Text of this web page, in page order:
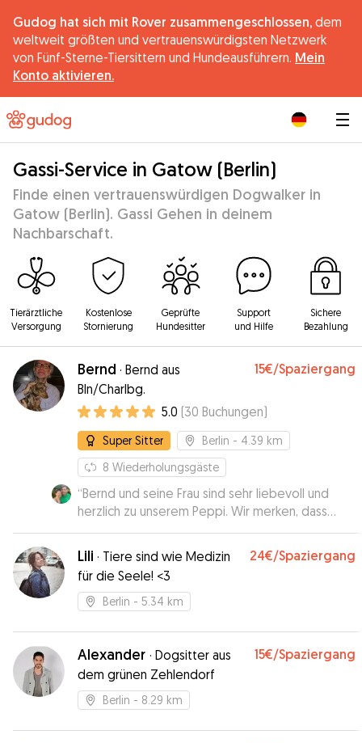
Gudog hat sich mit Rover zusammengeschlossen, dem
weltweit größten und vertrauenswürdigsten Netzwerk
von Fünf-Sterne-Tiersittern und Hundeausführern. Mein
Konto aktivieren.
Gassi-Service in Gatow (Berlin)
Finde einen vertrauenswürdigen Dogwalker in
Gatow (Berlin). Gassi Gehen in deinem
Nachbarschaft.
Tierärztliche
Versorgung
Kostenlose
Stornierung
Geprüfte
Hundesitter
Support
und Hilfe
Sichere
Bezahlung
Bernd · Bernd aus
Bln/Charlbg.
15€/Spaziergang
5.0 (30 Buchungen)
Super Sitter Berlin - 4.39 km
8 Wiederholungsgäste
“Bernd und seine Frau sind sehr liebevoll und
herzlich zu unserem Peppi. Wir merken, dass
auch Peppi sich wohl fühlt. Sie sind aktiv und
beschäftigen sich mit ihm, sodass bei Peppi
keine Langeweile aufkommt. Die Beiden waren
stets verlässlich und sind auf unsere Wünsche
eingegangen. Wir sind sehr zufrieden und
seiner ebenfalls sehr angenehmen Frau
anvertrauen. ”
Lili · Tiere sind wie Medizin
für die Seele! <3
24€/Spaziergang
Berlin - 5.34 km
Alexander · Dogsitter aus
dem grünen Zehlendorf
15€/Spaziergang
Berlin - 8.29 km